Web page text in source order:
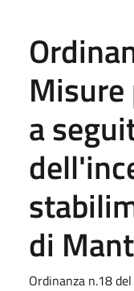
Misure
a
di
Ordinanza n.18